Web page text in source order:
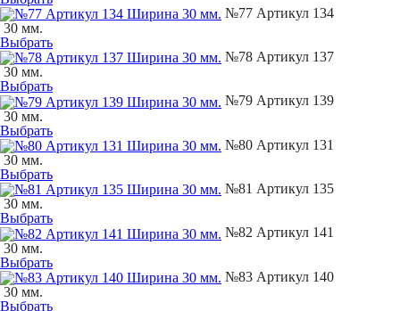
№77 Артикул 134
30 мм.
Выбрать
№78 Артикул 137
30 мм.
Выбрать
№79 Артикул 139
30 мм.
Выбрать
№80 Артикул 131
30 мм.
Выбрать
№81 Артикул 135
30 мм.
Выбрать
№82 Артикул 141
30 мм.
Выбрать
№83 Артикул 140
30 мм.
Выбрать